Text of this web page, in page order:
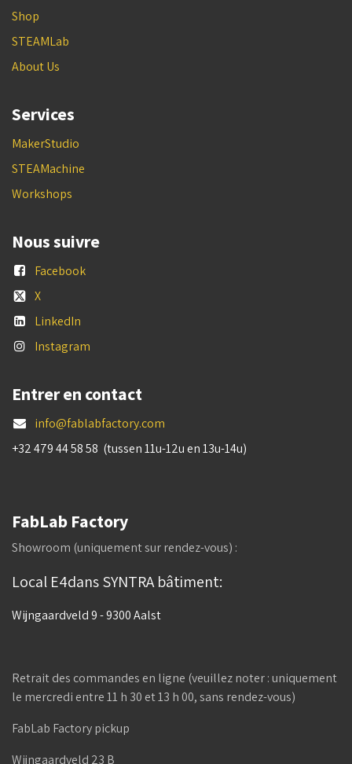
Shop
STEAMLab
About Us
Services
MakerStudio
STEAMachine
Workshops
Nous suivre
Facebook
X
LinkedIn
Instagram
Entrer en contact
info@fablabfactory.com
+32 479 44 58 58 (tussen 11u-12u en 13u-14u)
FabLab Factory
Showroom (uniquement sur rendez-vous) :
Local E4dans SYNTRA bâtiment:
Wijngaardveld 9 - 9300 Aalst
Retrait des commandes en ligne (veuillez noter : uniquement
le mercredi entre 11 h 30 et 13 h 00, sans rendez-vous)
FabLab Factory pickup
Wijngaardveld 23 B